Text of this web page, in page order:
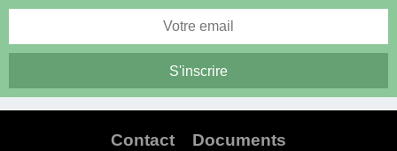
Contact Documents